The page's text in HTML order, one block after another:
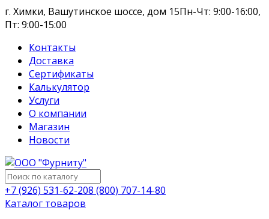
г. Химки, Вашутинское шоссе, дом 15Пн-Чт: 9:00-16:00,
Пт: 9:00-15:00
Контакты
Доставка
Сертификаты
Калькулятор
Услуги
О компании
Магазин
Новости
+7 (926) 531-62-208 (800) 707-14-80
Каталог товаров